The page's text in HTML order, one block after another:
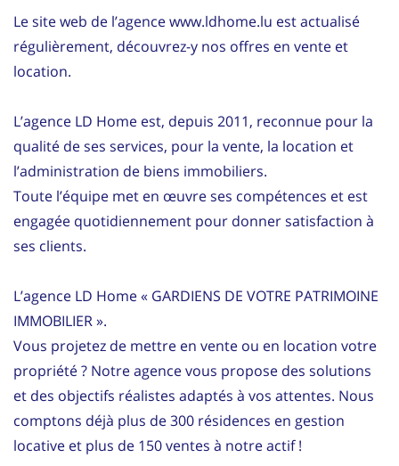
Le site web de l’agence www.ldhome.lu est actualisé
régulièrement, découvrez-y nos offres en vente et
location.
L’agence LD Home est, depuis 2011, reconnue pour la
qualité de ses services, pour la vente, la location et
l’administration de biens immobiliers.
Toute l’équipe met en œuvre ses compétences et est
engagée quotidiennement pour donner satisfaction à
ses clients.
L’agence LD Home « GARDIENS DE VOTRE PATRIMOINE
IMMOBILIER ».
Vous projetez de mettre en vente ou en location votre
propriété ? Notre agence vous propose des solutions
et des objectifs réalistes adaptés à vos attentes. Nous
comptons déjà plus de 300 résidences en gestion
locative et plus de 150 ventes à notre actif !